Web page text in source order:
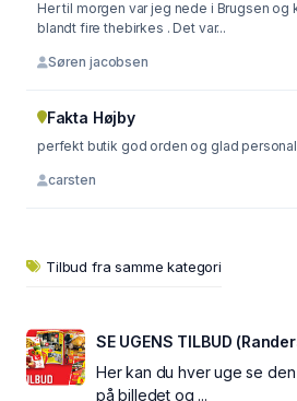
Her til morgen var jeg nede i Brugsen og
blandt fire thebirkes . Det var...
Søren jacobsen
Fakta Højby
perfekt butik god orden og glad
carsten
Tilbud fra samme kategori
SE UGENS TILBUD
Her kan du hver uge se
på billedet og ...